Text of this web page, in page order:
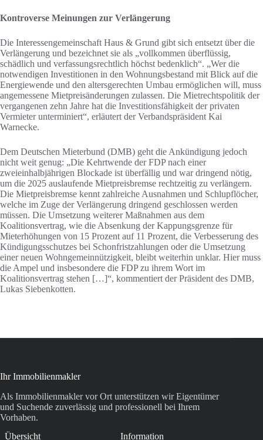
Kontroverse Meinungen zur Verlängerung
Die Interessengemeinschaft Haus & Grund gibt sich entsetzt über die
Verlängerung und bezeichnet sie als „vollkommen überflüssig,
schädlich und verfassungsrechtlich höchst bedenklich“. „Wer die
notwendigen Investitionen in den Wohnungsbestand mit Blick auf die
Energiewende und den altersgerechten Umbau ermöglichen will, muss
angemessene Mietpreisänderungen zulassen. Die Mietrechtspolitik der
vergangenen zehn Jahre hat die Investitionsfähigkeit der privaten
Vermieter unterminiert“, erläutert der Verbandspräsident Kai
Warnecke.
Dem Deutschen Mieterbund (DMB) geht die Ankündigung jedoch
nicht weit genug: „Die Kehrtwende der FDP nach einer
zweieinhalbjährigen Blockade ist überfällig und war dringend nötig,
um die 2025 auslaufende Mietpreisbremse rechtzeitig zu verlängern.
Die Mietpreisbremse kennt zahlreiche Ausnahmen und Schlupflöcher,
welche im Zuge der Verlängerung dringend geschlossen werden
müssen. Die Umsetzung weiterer Maßnahmen aus dem
Koalitionsvertrag, wie die Absenkung der Kappungsgrenze für
Mieterhöhungen von 15 Prozent auf 11 Prozent, die Verbesserung des
Kündigungsschutzes bei Schonfristzahlungen oder die Umsetzung
einer neuen Wohngemeinnützigkeit, bleibt weiterhin unklar. Hier muss
die Ampel und insbesondere die FDP zu ihrem Wort im
Koalitionsvertrag stehen […]“, kommentiert der Präsident des DMB,
Lukas Siebenkotten.
Ihr Immobilienmakler
Als Immobilienmakler vor Ort unterstützen wir Eigentümer
und Suchende zuverlässig und professionell bei Ihrem
Vorhaben.
Übersicht
Information